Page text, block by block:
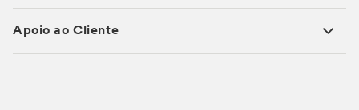
Apoio ao Cliente